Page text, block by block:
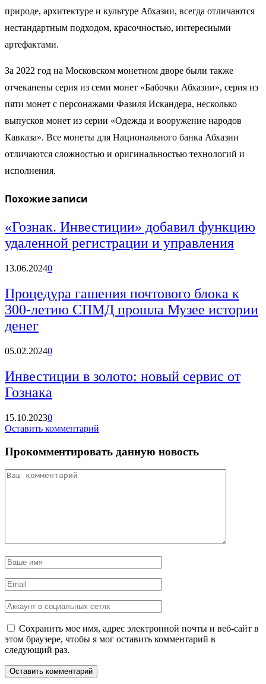
природе, архитектуре и культуре Абхазии, всегда отличаются
нестандартным подходом, красочностью, интересными
артефактами.
За 2022 год на Московском монетном дворе были также
отчеканены серия из семи монет «Бабочки Абхазии», серия из
пяти монет с персонажами Фазиля Искандера, несколько
выпусков монет из серии «Одежда и вооружение народов
Кавказа». Все монеты для Национального банка Абхазии
отличаются сложностью и оригинальностью технологий и
исполнения.
Похожие записи
«Гознак. Инвестиции» добавил функцию
удаленной регистрации и управления
13.06.20240
Процедура гашения почтового блока к
300-летию СПМД прошла Музее истории
денег
05.02.20240
Инвестиции в золото: новый сервис от
Гознака
15.10.20230
Оставить комментарий
Прокомментировать данную новость
Сохранить мое имя, адрес электронной почты и веб-сайт в
этом браузере, чтобы я мог оставить комментарий в
следующий раз.